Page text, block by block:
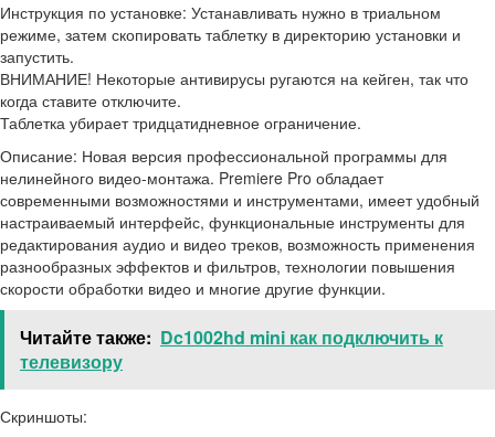
Инструкция по установке: Устанавливать нужно в триальном
режиме, затем скопировать таблетку в директорию установки и
запустить.
ВНИМАНИЕ! Некоторые антивирусы ругаются на кейген, так что
когда ставите отключите.
Таблетка убирает тридцатидневное ограничение.
Описание: Новая версия профессиональной программы для
нелинейного видео-монтажа. Premiere Pro обладает
современными возможностями и инструментами, имеет удобный
настраиваемый интерфейс, функциональные инструменты для
редактирования аудио и видео треков, возможность применения
разнообразных эффектов и фильтров, технологии повышения
скорости обработки видео и многие другие функции.
Читайте также: Dc1002hd mini как подключить к
телевизору
Скриншоты: